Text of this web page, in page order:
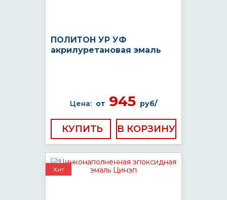
ПОЛИТОН УР УФ
акрилуретановая эмаль
Цена: от 945 руб/
КУПИТЬ
Хит